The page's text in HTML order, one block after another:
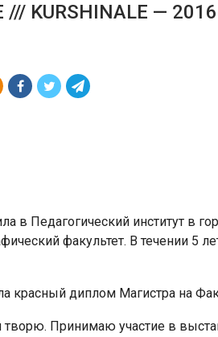
KURSHINALE — 2016
в Педагогический институт в
факультет. В течении 5
красный диплом Магистра на
творю. Принимаю участие в